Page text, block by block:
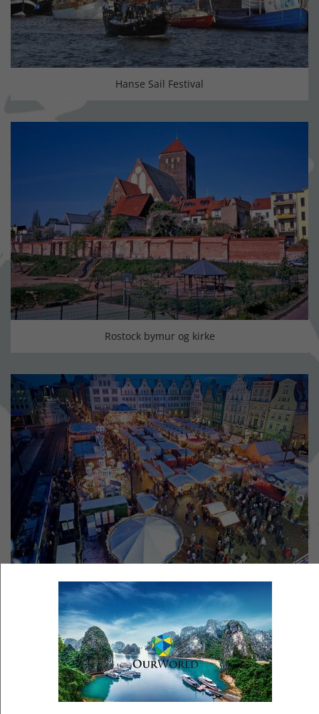
Hanse Sail Festival
Rostock bymur og kirke
Rostock Julemarked